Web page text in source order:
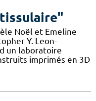
Noël et Emeline
Y. Leon-
un laboratoire
imprimés en 3D